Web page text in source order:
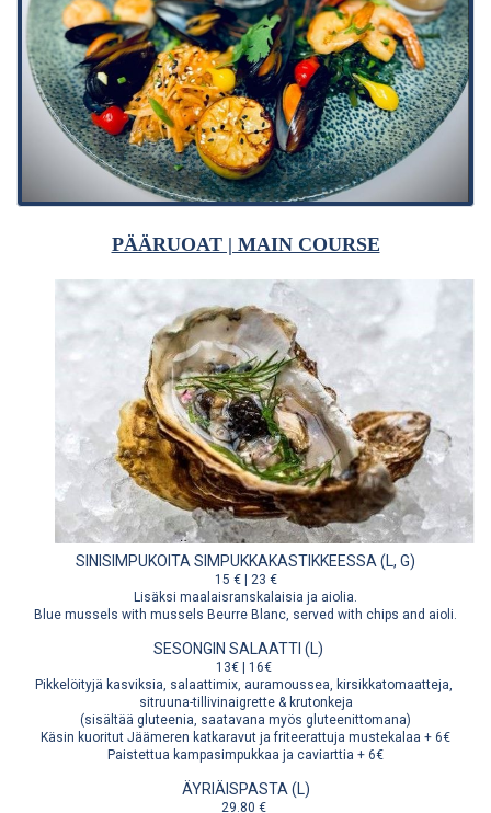
PÄÄRUOAT | MAIN COURSE
SINISIMPUKOITA SIMPUKKAKASTIKKEESSA (L, G)
15 € | 23 €
Lisäksi maalaisranskalaisia ja aiolia.
Blue mussels with mussels Beurre Blanc, served with chips and aioli.
SESONGIN SALAATTI (L)
13€ | 16€
Pikkelöityjä kasviksia, salaattimix, auramoussea, kirsikkatomaatteja,
sitruuna-tillivinaigrette & krutonkeja
(sisältää gluteenia, saatavana myös gluteenittomana)
Käsin kuoritut Jäämeren katkaravut ja friteerattuja mustekalaa + 6€
Paistettua kampasimpukkaa ja caviarttia + 6€
ÄYRIÄISPASTA (L)
29.80 €